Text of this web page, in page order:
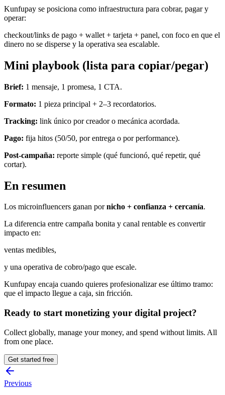
Kunfupay se posiciona como infraestructura para cobrar, pagar y
operar:
checkout/links de pago + wallet + tarjeta + panel, con foco en que el
dinero no se disperse y la operativa sea escalable.
Mini playbook (lista para copiar/pegar)
Brief: 1 mensaje, 1 promesa, 1 CTA.
Formato: 1 pieza principal + 2–3 recordatorios.
Tracking: link único por creador o mecánica acordada.
Pago: fija hitos (50/50, por entrega o por performance).
Post-campaña: reporte simple (qué funcionó, qué repetir, qué
cortar).
En resumen
Los microinfluencers ganan pornicho + confianza + cercanía.
La diferencia entre campaña bonita y canal rentable es convertir
impacto en:
ventas medibles,
y una operativa de cobro/pago que escale.
Kunfupay encaja cuando quieres profesionalizar ese último tramo:
que el impacto llegue a caja, sin fricción.
Ready to start monetizing your digital project?
Collect globally, manage your money, and spend without limits. All
from one place.
Get started free
Previous